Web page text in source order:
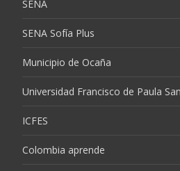
SENA
SENA Sofía Plus
Municipio de Ocaña
Universidad Francisco de Paula
ICFES
Colombia aprende